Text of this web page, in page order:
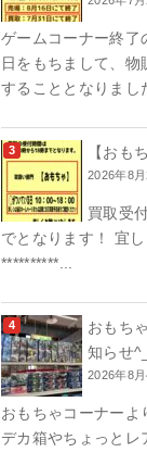
ゲームコーナー終了
日をもちまして、物
することとなりまし
【おも
2026年8
買取受
でとなります！ 宜
**********...
おもち
知らせ
2026年8
おもちゃコーナー
デカ箱やちょっとレ